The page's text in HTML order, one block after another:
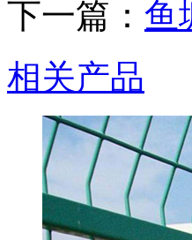
下一篇： 鱼
相关产品